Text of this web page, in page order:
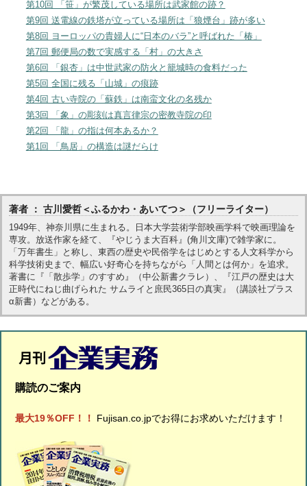
第10回 「笹」が繁茂している場所は武家館の跡？
第9回 送電線の鉄塔が立っている場所は「狼煙台」跡が多い
第8回 ヨーロッパの貴婦人に“日本のバラ”と呼ばれた「椿」
第7回 郵便局の数で実感する「村」の大きさ
第6回 「銀杏」は中世武家の防火と籠城時の食料だった
第5回 全国に残る「山城」の痕跡
第4回 古い寺院の「蘇鉄」は南蛮文化の名残か
第3回 「象」の彫刻は真言律宗の密教寺院の印
第2回 「龍」の指は何本あるか？
第1回 「鳥居」の構造は謎だらけ
著者 ： 古川愛哲＜ふるかわ・あいてつ＞（フリーライター）
1949年、神奈川県に生まれる。日本大学芸術学部映画学科で映画理論を
専攻。放送作家を経て、『やじうま大百科』(角川文庫)で雑学家に。
「万年書生」と称し、東西の歴史や民俗学をはじめとする人文科学から
科学技術史まで、幅広い好奇心を持ちながら「人間とは何か」を追求。
著書に『「散歩学」のすすめ』（中公新書クラレ）、『江戸の歴史は大
正時代にねじ曲げられた サムライと庶民365日の真実』（講談社プラス
α新書）などがある。
購読のご案内
最大19％OFF！！ Fujisan.co.jpでお得にお求めいただけます！